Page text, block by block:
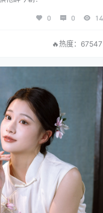
0 0 14
🔥热度：67547